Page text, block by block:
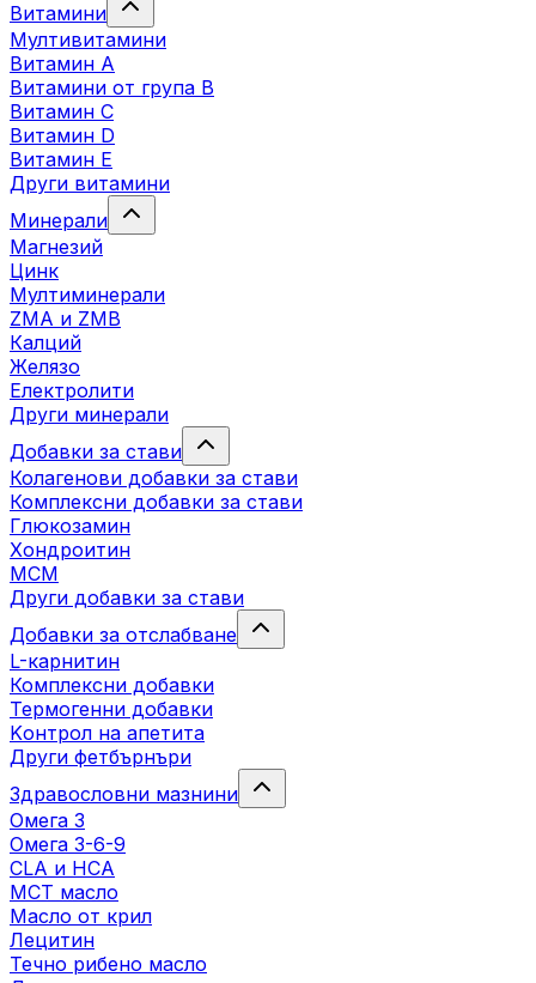
Витамини
Мултивитамини
Витамин А
Витамини от група B
Витамин C
Витамин D
Витамин E
Други витамини
Минерали
Магнезий
Цинк
Мултиминерали
ZMA и ZMB
Калций
Желязо
Електролити
Други минерали
Добавки за стави
Колагенови добавки за стави
Комплексни добавки за стави
Глюкозамин
Хондроитин
МСМ
Други добавки за стави
Добавки за отслабване
L-карнитин
Комплексни добавки
Термогенни добавки
Kонтрол на апетита
Други фетбърнъри
Здравословни мазнини
Омега 3
Омега 3-6-9
CLA и HCA
МСТ масло
Масло от крил
Лецитин
Течно рибено масло